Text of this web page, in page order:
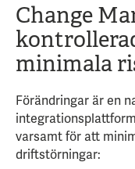
Change
minimala
Förändringar är en
varsamt för att
driftstörningar: